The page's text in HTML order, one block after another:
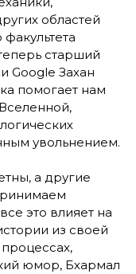
областей
старший
Google Захан
помогает нам
увольнением.
а другие
это влияет на
из своей
юмор, Бхармал